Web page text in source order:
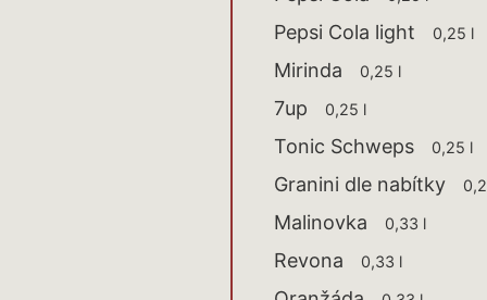
Pepsi Cola light 0,25 l
Mirinda 0,25 l
7up 0,25 l
Tonic Schweps 0,25 l
Granini dle nabítky
Malinovka 0,33 l
Revona 0,33 l